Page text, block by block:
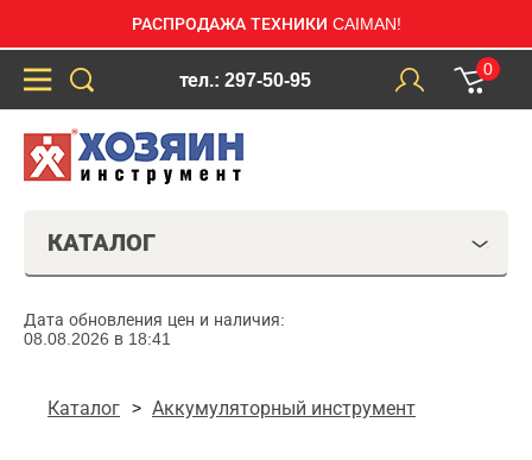
РАСПРОДАЖА ТЕХНИКИ CAIMAN!
тел.: 297-50-95
0
КАТАЛОГ
Дата обновления цен и наличия:
08.08.2026 в 18:41
Каталог Аккумуляторный инструмент